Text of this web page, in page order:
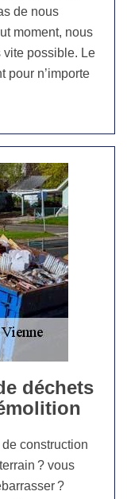
de nous
moment, nous
vite possible. Le
pour n’importe
déchets
construction
? vous
?